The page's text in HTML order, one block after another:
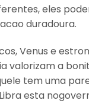
eles
duradoura.
Venus e
valorizam a
tem uma
esta